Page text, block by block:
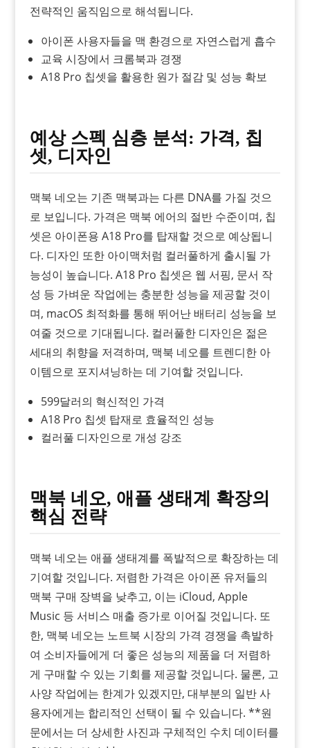
전략적인 움직임으로 해석됩니다.
아이폰 사용자들을 맥 환경으로 자연스럽게 흡수
교육 시장에서 크롬북과 경쟁
A18 Pro 칩셋을 활용한 원가 절감 및 성능 확보
예상 스펙 심층 분석: 가격, 칩
셋, 디자인
맥북 네오는 기존 맥북과는 다른 DNA를 가질 것으
로 보입니다. 가격은 맥북 에어의 절반 수준이며, 칩
셋은 아이폰용 A18 Pro를 탑재할 것으로 예상됩니
다. 디자인 또한 아이맥처럼 컬러풀하게 출시될 가
능성이 높습니다. A18 Pro 칩셋은 웹 서핑, 문서 작
성 등 가벼운 작업에는 충분한 성능을 제공할 것이
며, macOS 최적화를 통해 뛰어난 배터리 성능을 보
여줄 것으로 기대됩니다. 컬러풀한 디자인은 젊은
세대의 취향을 저격하며, 맥북 네오를 트렌디한 아
이템으로 포지셔닝하는 데 기여할 것입니다.
599달러의 혁신적인 가격
A18 Pro 칩셋 탑재로 효율적인 성능
컬러풀 디자인으로 개성 강조
맥북 네오, 애플 생태계 확장의
핵심 전략
맥북 네오는 애플 생태계를 폭발적으로 확장하는 데
기여할 것입니다. 저렴한 가격은 아이폰 유저들의
맥북 구매 장벽을 낮추고, 이는 iCloud, Apple
Music 등 서비스 매출 증가로 이어질 것입니다. 또
한, 맥북 네오는 노트북 시장의 가격 경쟁을 촉발하
여 소비자들에게 더 좋은 성능의 제품을 더 저렴하
게 구매할 수 있는 기회를 제공할 것입니다. 물론, 고
사양 작업에는 한계가 있겠지만, 대부분의 일반 사
용자에게는 합리적인 선택이 될 수 있습니다. **원
문에서는 더 상세한 사진과 구체적인 수치 데이터를